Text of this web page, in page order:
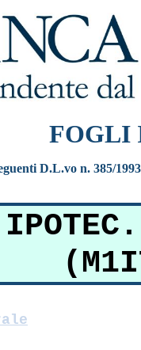
FOGLI
D.L.vo n. 385/